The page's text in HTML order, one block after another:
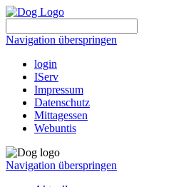
Navigation überspringen
login
IServ
Impressum
Datenschutz
Mittagessen
Webuntis
Navigation überspringen